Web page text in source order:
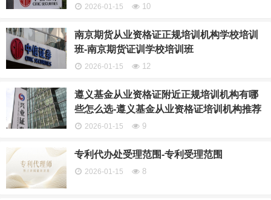
2026-01-15 10
南京期货从业资格证正规培训机构学校培训
班-南京期货证训学校培训班
2026-01-15 12
遵义基金从业资格证附近正规培训机构有哪
些怎么选-遵义基金从业资格证培训机构推荐
2026-01-15 9
专利代办处受理范围-专利受理范围
2026-01-15 8